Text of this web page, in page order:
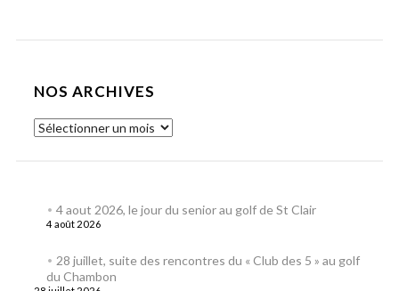
NOS ARCHIVES
4 aout 2026, le jour du senior au golf de St Clair
4 août 2026
28 juillet, suite des rencontres du « Club des 5 » au golf
du Chambon